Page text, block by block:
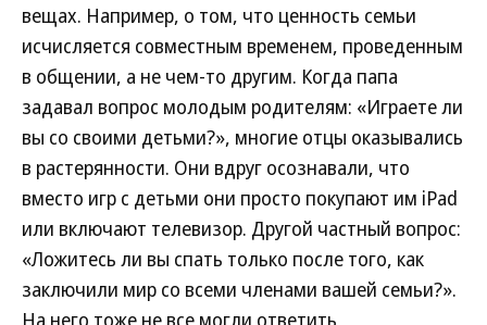
вещах. Например, о том, что ценность семьи
исчисляется совместным временем, проведенным
в общении, а не чем-то другим. Когда папа
задавал вопрос молодым родителям: «Играете ли
вы со своими детьми?», многие отцы оказывались
в растерянности. Они вдруг осознавали, что
вместо игр с детьми они просто покупают им iPad
или включают телевизор. Другой частный вопрос:
«Ложитесь ли вы спать только после того, как
заключили мир со всеми членами вашей семьи?».